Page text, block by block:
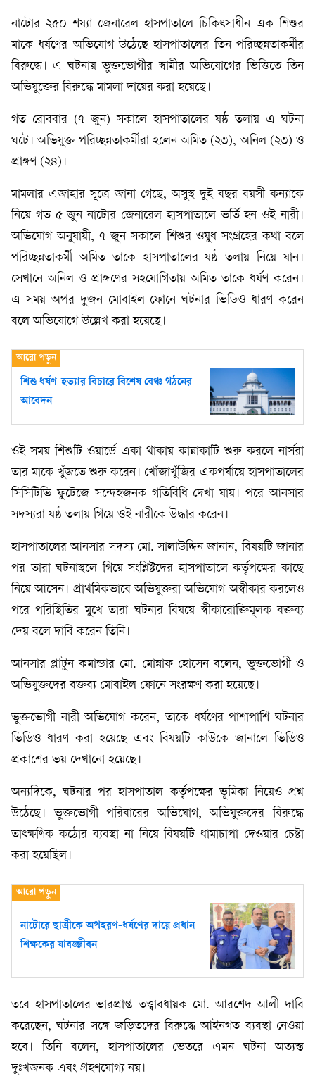
নাটোর ২৫০ শয্যা জেনারেল হাসপাতালে চিকিৎসাধীন এক শিশুর
মাকে ধর্ষণের অভিযোগ উঠেছে হাসপাতালের তিন পরিচ্ছন্নতাকর্মীর
বিরুদ্ধে। এ ঘটনায় ভুক্তভোগীর স্বামীর অভিযোগের ভিত্তিতে তিন
অভিযুক্তের বিরুদ্ধে মামলা দায়ের করা হয়েছে।
গত রোববার (৭ জুন) সকালে হাসপাতালের ষষ্ঠ তলায় এ ঘটনা
ঘটে। অভিযুক্ত পরিচ্ছন্নতাকর্মীরা হলেন অমিত (২৩), অনিল (২৩) ও
প্রাঙ্গণ (২৪)।
মামলার এজাহার সূত্রে জানা গেছে, অসুস্থ দুই বছর বয়সী কন্যাকে
নিয়ে গত ৫ জুন নাটোর জেনারেল হাসপাতালে ভর্তি হন ওই নারী।
অভিযোগ অনুযায়ী, ৭ জুন সকালে শিশুর ওষুধ সংগ্রহের কথা বলে
পরিচ্ছন্নতাকর্মী অমিত তাকে হাসপাতালের ষষ্ঠ তলায় নিয়ে যান।
সেখানে অনিল ও প্রাঙ্গণের সহযোগিতায় অমিত তাকে ধর্ষণ করেন।
এ সময় অপর দুজন মোবাইল ফোনে ঘটনার ভিডিও ধারণ করেন
বলে অভিযোগে উল্লেখ করা হয়েছে।
শিশু ধর্ষণ-হত্যার বিচারে বিশেষ বেঞ্চ গঠনের
আবেদন
ওই সময় শিশুটি ওয়ার্ডে একা থাকায় কান্নাকাটি শুরু করলে নার্সরা
তার মাকে খুঁজতে শুরু করেন। খোঁজাখুঁজির একপর্যায়ে হাসপাতালের
সিসিটিভি ফুটেজে সন্দেহজনক গতিবিধি দেখা যায়। পরে আনসার
সদস্যরা ষষ্ঠ তলায় গিয়ে ওই নারীকে উদ্ধার করেন।
হাসপাতালের আনসার সদস্য মো. সালাউদ্দিন জানান, বিষয়টি জানার
পর তারা ঘটনাস্থলে গিয়ে সংশ্লিষ্টদের হাসপাতালে কর্তৃপক্ষের কাছে
নিয়ে আসেন। প্রাথমিকভাবে অভিযুক্তরা অভিযোগ অস্বীকার করলেও
পরে পরিস্থিতির মুখে তারা ঘটনার বিষয়ে স্বীকারোক্তিমূলক বক্তব্য
দেয় বলে দাবি করেন তিনি।
আনসার প্লাটুন কমান্ডার মো. মোন্নাফ হোসেন বলেন, ভুক্তভোগী ও
অভিযুক্তদের বক্তব্য মোবাইল ফোনে সংরক্ষণ করা হয়েছে।
ভুক্তভোগী নারী অভিযোগ করেন, তাকে ধর্ষণের পাশাপাশি ঘটনার
ভিডিও ধারণ করা হয়েছে এবং বিষয়টি কাউকে জানালে ভিডিও
প্রকাশের ভয় দেখানো হয়েছে।
অন্যদিকে, ঘটনার পর হাসপাতাল কর্তৃপক্ষের ভূমিকা নিয়েও প্রশ্ন
উঠেছে। ভুক্তভোগী পরিবারের অভিযোগ, অভিযুক্তদের বিরুদ্ধে
তাৎক্ষণিক কঠোর ব্যবস্থা না নিয়ে বিষয়টি ধামাচাপা দেওয়ার চেষ্টা
করা হয়েছিল।
নাটোরে ছাত্রীকে অপহরণ-ধর্ষণের দায়ে প্রধান
শিক্ষকের যাবজ্জীবন
তবে হাসপাতালের ভারপ্রাপ্ত তত্ত্বাবধায়ক মো. আরশেদ আলী দাবি
করেছেন, ঘটনার সঙ্গে জড়িতদের বিরুদ্ধে আইনগত ব্যবস্থা নেওয়া
হবে। তিনি বলেন, হাসপাতালের ভেতরে এমন ঘটনা অত্যন্ত
দুঃখজনক এবং গ্রহণযোগ্য নয়।